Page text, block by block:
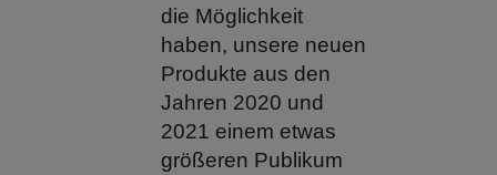
die Möglichkeit
haben, unsere neuen
Produkte aus den
Jahren 2020 und
2021 einem etwas
größeren Publikum